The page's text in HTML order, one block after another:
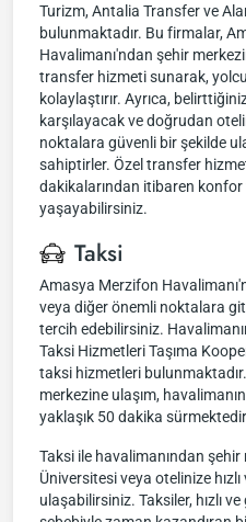
Turizm, Antalia Transfer ve
bulunmaktadır. Bu firmalar,
Havalimanı'ndan şehir
transfer hizmeti sunarak,
kolaylaştırır. Ayrıca,
karşılayacak ve doğrudan
noktalara güvenli bir şekilde
sahiptirler. Özel transfer
dakikalarından itibaren
yaşayabilirsiniz.
Taksi
Amasya Merzifon
veya diğer önemli noktalara
tercih edebilirsiniz.
Taksi Hizmetleri Taşıma
taksi hizmetleri
merkezine ulaşım,
yaklaşık 50 dakika
Taksi ile havalimanından
Üniversitesi veya otelinize
ulaşabilirsiniz. Taksiler, hızlı